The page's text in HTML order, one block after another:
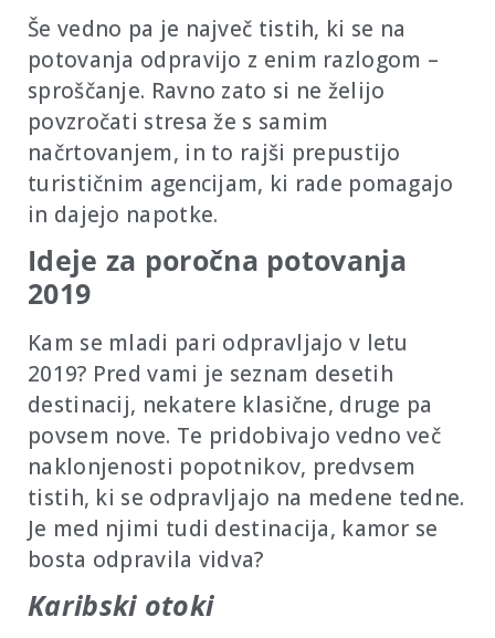
Še vedno pa je največ tistih, ki se na
potovanja odpravijo z enim razlogom –
sproščanje. Ravno zato si ne želijo
povzročati stresa že s samim
načrtovanjem, in to rajši prepustijo
turističnim agencijam, ki rade pomagajo
in dajejo napotke.
Ideje za poročna potovanja
2019
Kam se mladi pari odpravljajo v letu
2019? Pred vami je seznam desetih
destinacij, nekatere klasične, druge pa
povsem nove. Te pridobivajo vedno več
naklonjenosti popotnikov, predvsem
tistih, ki se odpravljajo na medene tedne.
Je med njimi tudi destinacija, kamor se
bosta odpravila vidva?
Karibski otoki